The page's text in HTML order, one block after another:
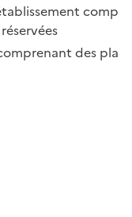
comp
des pla